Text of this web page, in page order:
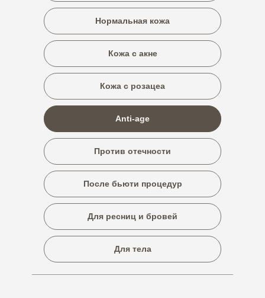
Anti-age
Нормальная кожа
Против отечности
Для тела
Для ресниц и бровей
После бьюти процедур
Кожа с розацеа
Кожа с акне